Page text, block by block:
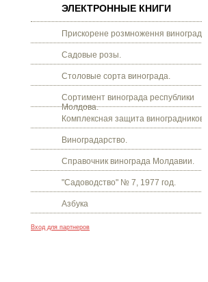
ЭЛЕКТРОННЫЕ КНИГИ
Прискорене розмноження винограду.
Садовые розы.
Столовые сорта винограда.
Сортимент винограда республики
Молдова.
Комплексная защита виноградников.
Виноградарство.
Справочник винограда Молдавии.
"Садоводство" № 7, 1977 год.
Азбука
Вход для партнеров